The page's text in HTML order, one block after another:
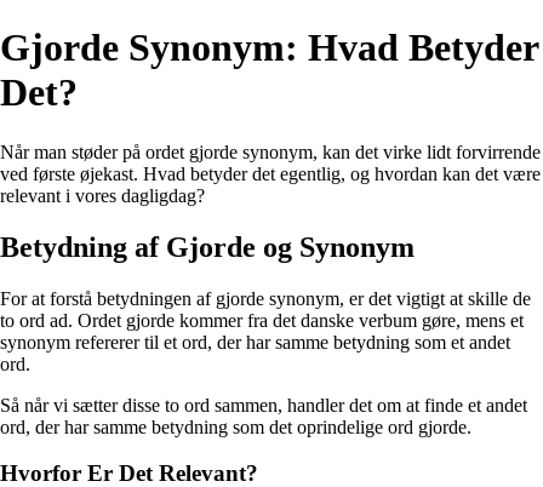
Gjorde Synonym: Hvad Betyder
Det?
Når man støder på ordet gjorde synonym, kan det virke lidt forvirrende
ved første øjekast. Hvad betyder det egentlig, og hvordan kan det være
relevant i vores dagligdag?
Betydning af Gjorde og Synonym
For at forstå betydningen af gjorde synonym, er det vigtigt at skille de
to ord ad. Ordet gjorde kommer fra det danske verbum gøre, mens et
synonym refererer til et ord, der har samme betydning som et andet
ord.
Så når vi sætter disse to ord sammen, handler det om at finde et andet
ord, der har samme betydning som det oprindelige ord gjorde.
Hvorfor Er Det Relevant?